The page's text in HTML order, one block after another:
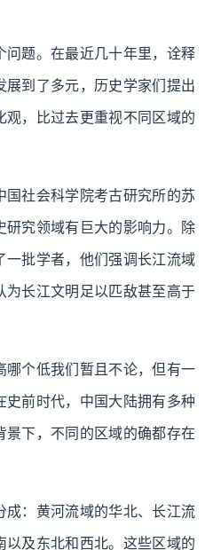
问题。在最近几十年里，诠释
展到了多元，历史学家们提出
观，比过去更重视不同区域的
国社会科学院考古研究所的苏
研究领域有巨大的影响力。除
一批学者，他们强调长江流域
为长江文明足以匹敌甚至高于
哪个低我们暂且不论，但有一
史前时代，中国大陆拥有多种
景下，不同的区域的确都存在
成：黄河流域的华北、长江流
以及东北和西北。这些区域的